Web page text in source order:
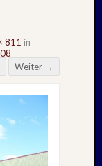
811 in
Weiter →